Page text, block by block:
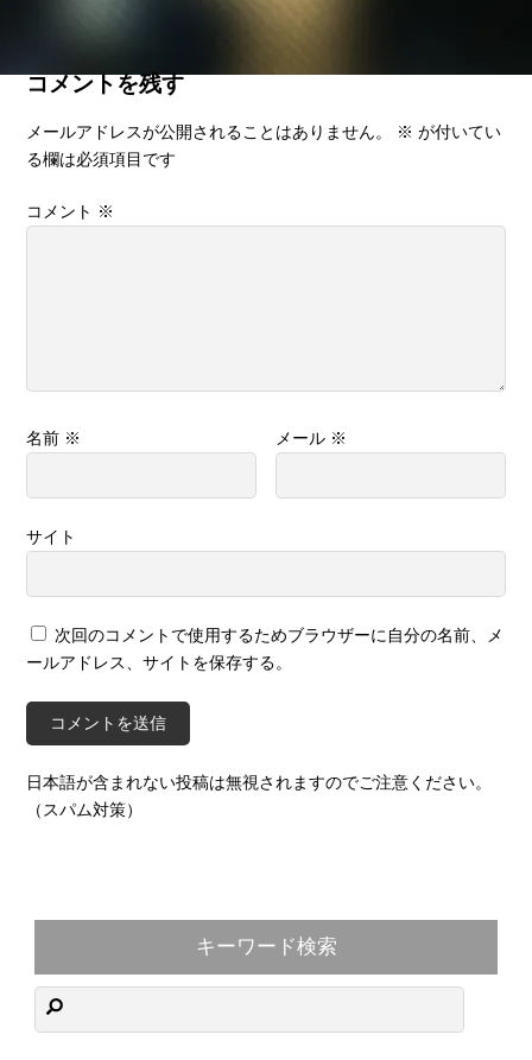
コメントを残す
メールアドレスが公開されることはありません。 ※ が付いてい
る欄は必須項目です
コメント ※
名前 ※ メール ※
サイト
次回のコメントで使用するためブラウザーに自分の名前、メ
ールアドレス、サイトを保存する。
日本語が含まれない投稿は無視されますのでご注意ください。
（スパム対策）
キーワード検索